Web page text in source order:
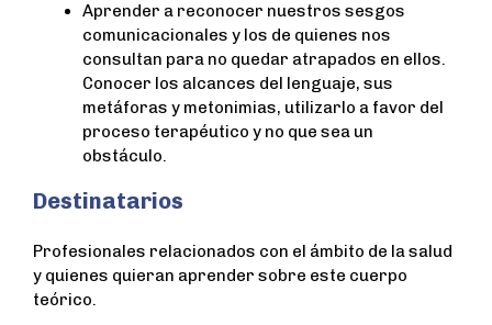
Aprender a reconocer nuestros sesgos
comunicacionales y los de quienes nos
consultan para no quedar atrapados en ellos.
Conocer los alcances del lenguaje, sus
metáforas y metonimias, utilizarlo a favor del
proceso terapéutico y no que sea un
obstáculo.
Destinatarios
Profesionales relacionados con el ámbito de la salud
y quienes quieran aprender sobre este cuerpo
teórico.